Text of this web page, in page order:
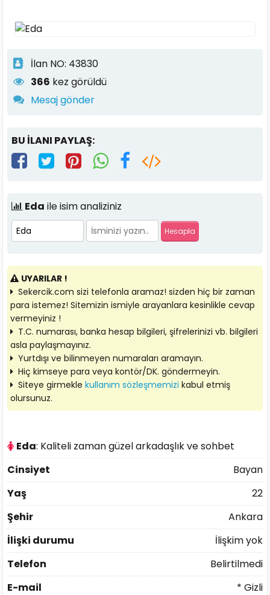
İlan NO: 43830
366 kez görüldü
Mesaj gönder
BU İLANI PAYLAŞ:
Eda ile isim analiziniz
UYARILAR !
Sekercik.com sizi telefonla aramaz! sizden hiç bir zaman
para istemez! Sitemizin ismiyle arayanlara kesinlikle cevap
vermeyiniz !
T.C. numarası, banka hesap bilgileri, şifrelerinizi vb. bilgileri
asla paylaşmayınız.
Yurtdışı ve bilinmeyen numaraları aramayın.
Hiç kimseye para veya kontör/DK. göndermeyin.
Siteye girmeklekullanım sözleşmemizi kabul etmiş
olursunuz.
Eda: Kaliteli zaman güzel arkadaşlık ve sohbet
Cinsiyet
Bayan
Yaş
22
Şehir
Ankara
İlişki durumu
İlişkim yok
Telefon
Belirtilmedi
E-mail
* Gizli